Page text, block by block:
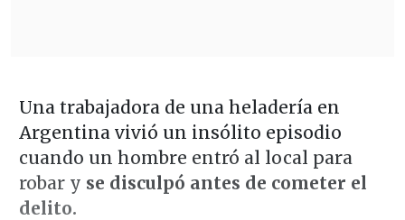
Una trabajadora de una heladería en
Argentina vivió un insólito episodio
cuando un hombre entró al local para
robar y se disculpó antes de cometer el
delito.